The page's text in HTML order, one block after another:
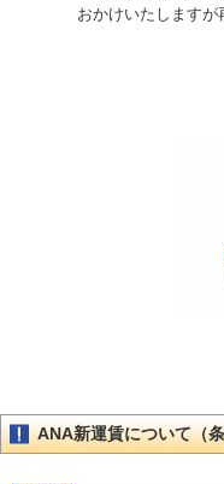
おかけいたしますが
ANA新運賃について（